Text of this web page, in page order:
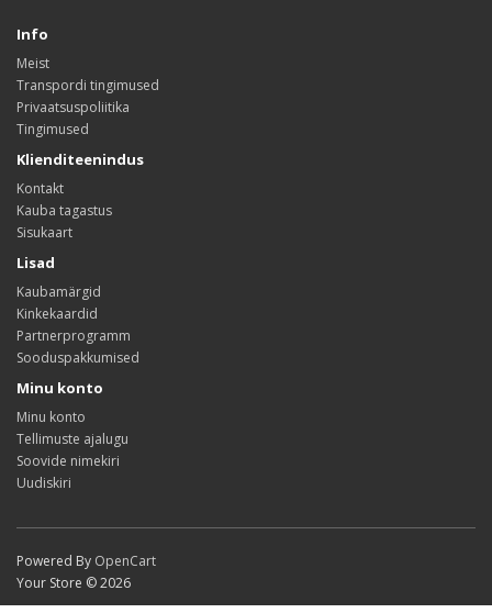
Info
Meist
Transpordi tingimused
Privaatsuspoliitika
Tingimused
Klienditeenindus
Kontakt
Kauba tagastus
Sisukaart
Lisad
Kaubamärgid
Kinkekaardid
Partnerprogramm
Sooduspakkumised
Minu konto
Minu konto
Tellimuste ajalugu
Soovide nimekiri
Uudiskiri
Powered By OpenCart
Your Store © 2026